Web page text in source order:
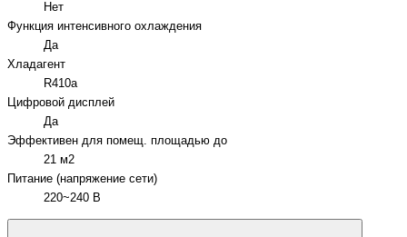
Нет
Функция интенсивного охлаждения
Да
Хладагент
R410a
Цифровой дисплей
Да
Эффективен для помещ. площадью до
21 м2
Питание (напряжение сети)
220~240 В